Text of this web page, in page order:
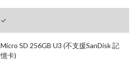
✓
Micro SD 256GB U3 (不支援SanDisk 記
憶卡)